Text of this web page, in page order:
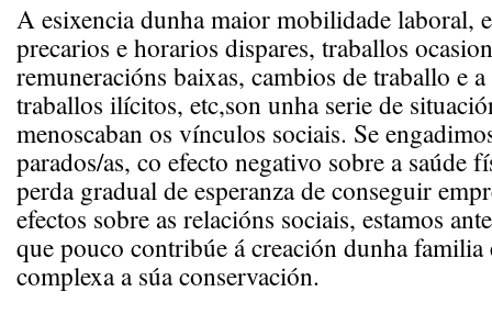
A esixencia dunha maior mobilidade laboral,
precarios e horarios dispares, traballos
remuneracións baixas, cambios de traballo e
traballos ilícitos, etc,son unha serie de
menoscaban os vínculos sociais. Se
parados/as, co efecto negativo sobre a saúde
perda gradual de esperanza de conseguir
efectos sobre as relacións sociais, estamos
que pouco contribúe á creación dunha familia
complexa a súa conservación.